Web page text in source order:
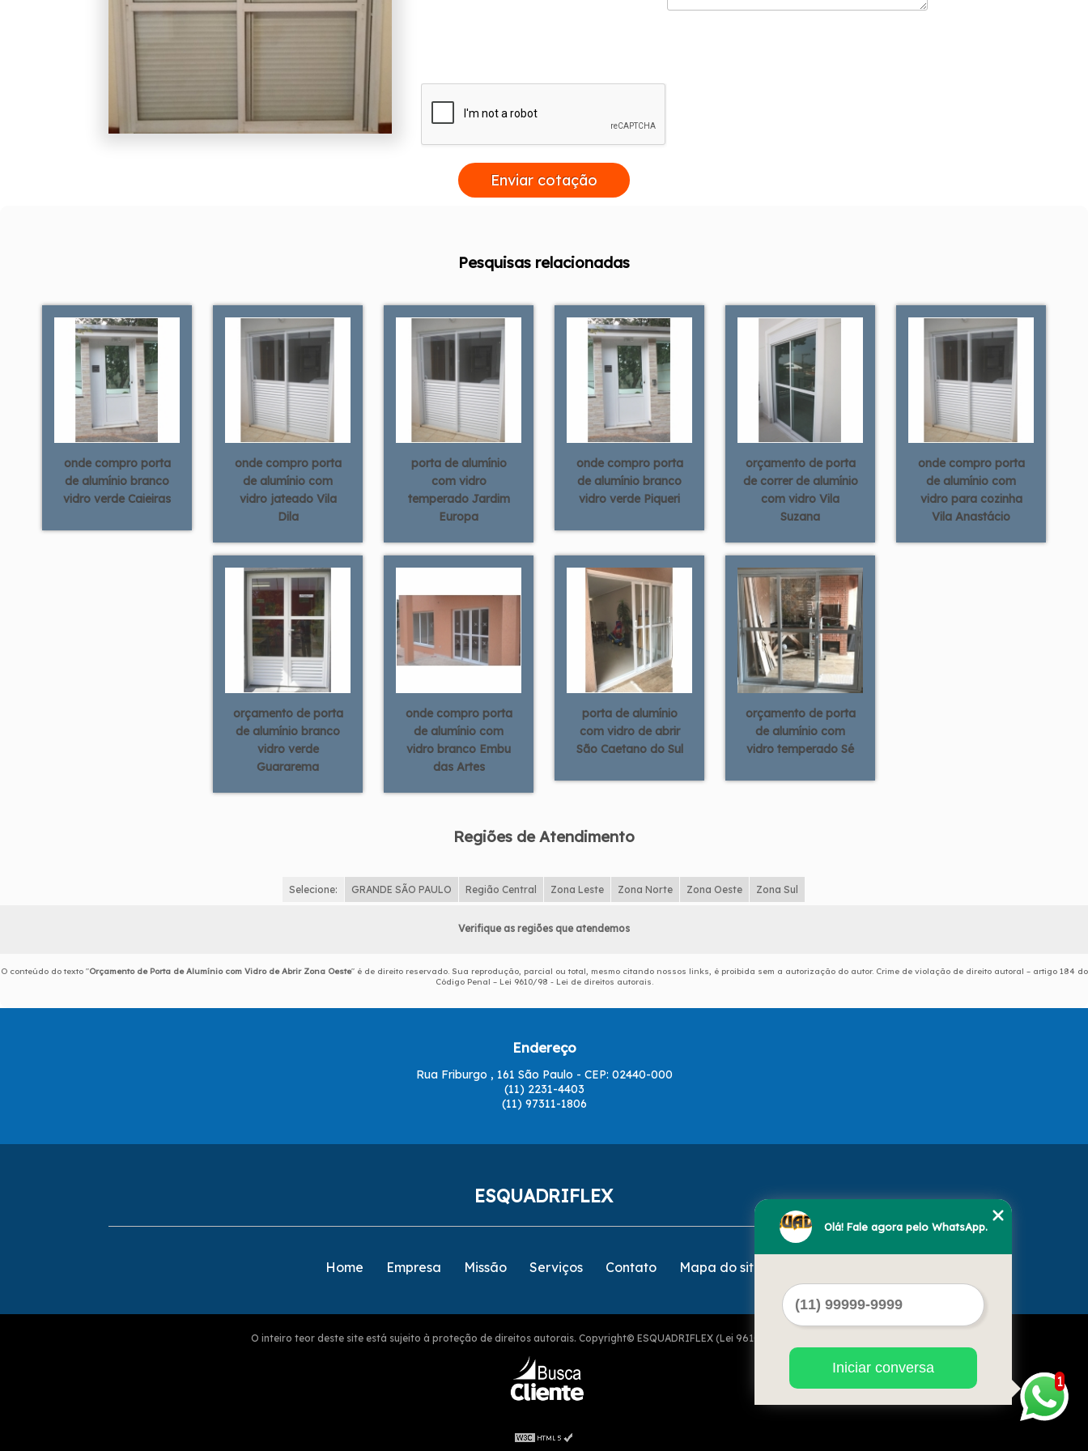
Enviar cotação
Pesquisas relacionadas
onde compro porta
de alumínio branco
vidro verde Caieiras
onde compro porta
de alumínio com
vidro jateado Vila
Dila
porta de alumínio
com vidro
temperado Jardim
Europa
onde compro porta
de alumínio branco
vidro verde Piqueri
orçamento de porta
de correr de alumínio
com vidro Vila
Suzana
onde compro porta
de alumínio com
vidro para cozinha
Vila Anastácio
orçamento de porta
de alumínio branco
vidro verde
Guararema
onde compro porta
de alumínio com
vidro branco Embu
das Artes
porta de alumínio
com vidro de abrir
São Caetano do Sul
orçamento de porta
de alumínio com
vidro temperado Sé
Regiões de Atendimento
Selecione: GRANDE SÃO PAULO Região Central Zona Leste Zona Norte Zona Oeste Zona Sul
Verifique as regiões que atendemos
O conteúdo do texto "Orçamento de Porta de Alumínio com Vidro de Abrir Zona Oeste" é de direito reservado. Sua reprodução, parcial ou total, mesmo citando nossos links, é proibida sem a autorização do autor. Crime de violação de direito autoral – artigo 184 do
Código Penal – Lei 9610/98 - Lei de direitos autorais.
Endereço
Rua Friburgo , 161 São Paulo - CEP: 02440-000
(11) 2231-4403
(11) 97311-1806
ESQUADRIFLEX
Home Empresa Missão Serviços Contato Mapa do site
O inteiro teor deste site está sujeito à proteção de direitos autorais. Copyright© ESQUADRIFLEX (Lei 9610 de 19/02/1998)
1
Olá! Fale agora pelo WhatsApp.
Iniciar conversa